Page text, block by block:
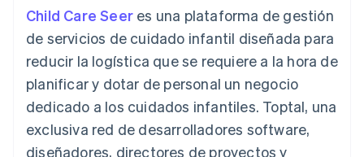
Product roadmap
Ver lo que viene
Radar
Prevención de fraude
Atlas
Constitución de una startup
Climate
Medios de
comunicación y
entretenimiento
Organizaciones sin
fines de lucro
Servicios
profesionales
Sector público
Integraciones de
aplicaciones
Ejemplos de código
Blog de
desarrolladores
Estado de la API
Contacta con ventas
Conviértete en socio
Child Care Seer es una plataforma de gestión
de servicios de cuidado infantil diseñada para
reducir la logística que se requiere a la hora de
planificar y dotar de personal un negocio
dedicado a los cuidados infantiles. Toptal, una
exclusiva red de desarrolladores software,
diseñadores, directores de proyectos y